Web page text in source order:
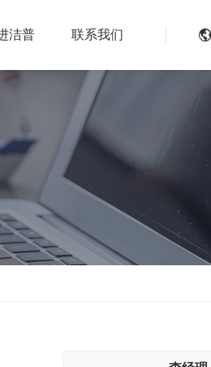
封闭式破碎系统
废轮胎热解系统
橡胶破胶机组
滚
磁
涡
专题报道
风电叶片回收处理方案及核心设
垃圾衍生燃料RDF/SRF生产线
再生资源绿色分拣中心的建设规
水泥窑协同处置固废预处理系统
洁普 联系我们 